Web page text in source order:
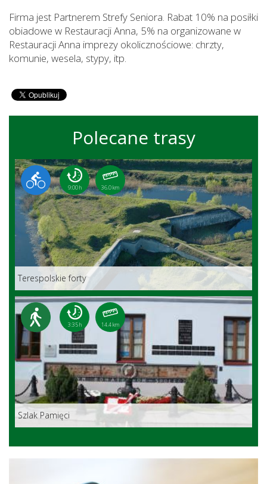
Firma jest Partnerem Strefy Seniora. Rabat 10% na posiłki
obiadowe w Restauracji Anna, 5% na organizowane w
Restauracji Anna imprezy okolicznościowe: chrzty,
komunie, wesela, stypy, itp.
Polecane trasy
9:00 h 36.0 km
Terespolskie forty
3:35 h 14.4 km
Szlak Pamięci